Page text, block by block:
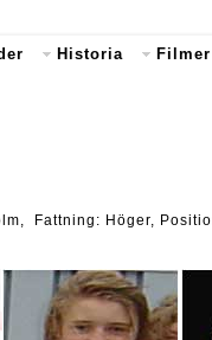
Historia Filmer
Fattning: Höger,